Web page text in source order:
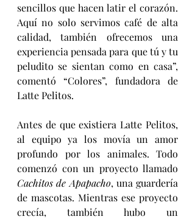
sencillos que hacen latir el corazón.
Aquí no solo servimos café de alta
calidad, también ofrecemos una
experiencia pensada para que tú y tu
peludito se sientan como en casa”,
comentó “Colores”, fundadora de
Latte Pelitos.
Antes de que existiera Latte Pelitos,
al equipo ya los movía un amor
profundo por los animales. Todo
Cachitos de Apapacho, una guardería
de mascotas. Mientras ese proyecto
crecía, también hubo un